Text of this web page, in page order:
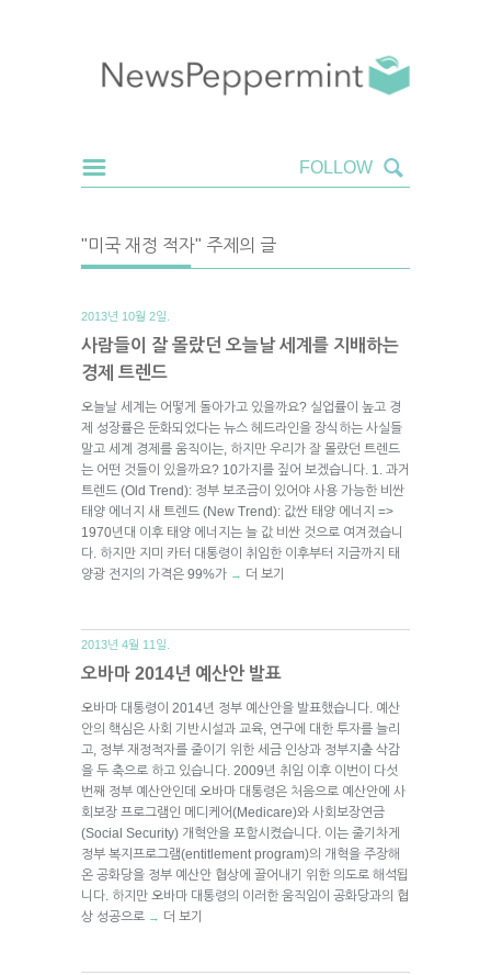
"미국 재정 적자" 주제의 글
2013년 10월 2일.
사람들이 잘 몰랐던 오늘날 세계를 지배하는
경제 트렌드
오늘날 세계는 어떻게 돌아가고 있을까요? 실업률이 높고 경
제 성장률은 둔화되었다는 뉴스 헤드라인을 장식하는 사실들
말고 세계 경제를 움직이는, 하지만 우리가 잘 몰랐던 트렌드
는 어떤 것들이 있을까요? 10가지를 짚어 보겠습니다. 1. 과거
트렌드 (Old Trend): 정부 보조금이 있어야 사용 가능한 비싼
태양 에너지 새 트렌드 (New Trend): 값싼 태양 에너지 =>
1970년대 이후 태양 에너지는 늘 값 비싼 것으로 여겨졌습니
다. 하지만 지미 카터 대통령이 취임한 이후부터 지금까지 태
양광 전지의 가격은 99%가 → 더 보기
2013년 4월 11일.
오바마 2014년 예산안 발표
오바마 대통령이 2014년 정부 예산안을 발표했습니다. 예산
안의 핵심은 사회 기반시설과 교육, 연구에 대한 투자를 늘리
고, 정부 재정적자를 줄이기 위한 세금 인상과 정부지출 삭감
을 두 축으로 하고 있습니다. 2009년 취임 이후 이번이 다섯
번째 정부 예산안인데 오바마 대통령은 처음으로 예산안에 사
회보장 프로그램인 메디케어(Medicare)와 사회보장연금
(Social Security) 개혁안을 포함시켰습니다. 이는 줄기차게
정부 복지프로그램(entitlement program)의 개혁을 주장해
온 공화당을 정부 예산안 협상에 끌어내기 위한 의도로 해석됩
니다. 하지만 오바마 대통령의 이러한 움직임이 공화당과의 협
상 성공으로 → 더 보기